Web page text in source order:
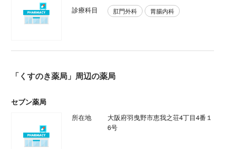
診療科目
肛門外科 胃腸内科
「くすのき薬局」周辺の薬局
セブン薬局
所在地
大阪府羽曳野市恵我之荘4丁目4番１
6号